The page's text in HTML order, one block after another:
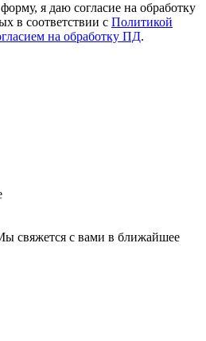
я даю согласие на обработку
в соответствии с Политикой
на обработку ПД.
свяжется с вами в ближайшее